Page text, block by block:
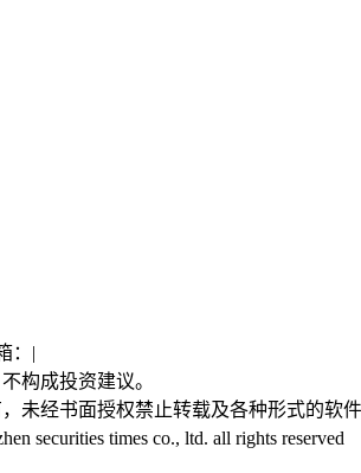
： |
构成投资建议。
未经书面授权禁止转载及各种形式的软件
securities times co., ltd. all rights reserved